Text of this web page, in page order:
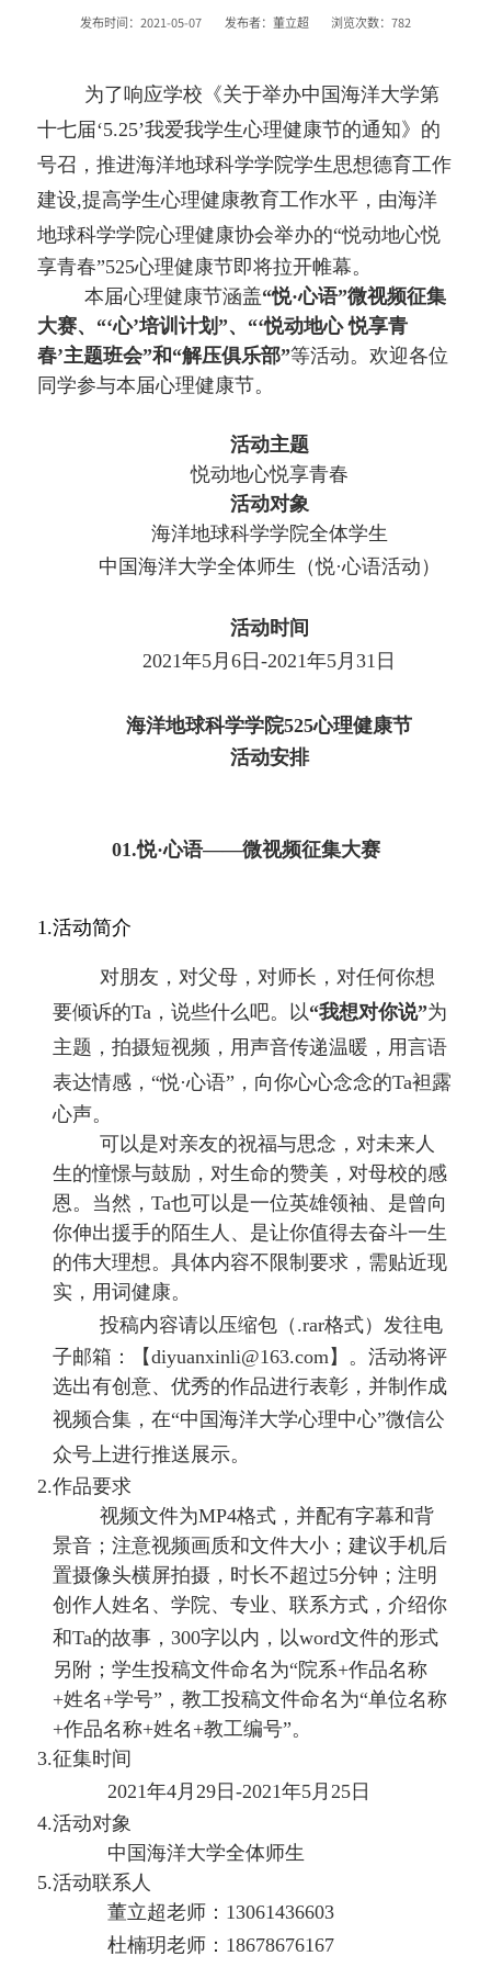
发布时间：2021-05-07 发布者：董立超 浏览次数：782
为了响应学校《关于举办中国海洋大学第
十七届‘5.25’我爱我学生心理健康节的通知》的
号召，推进海洋地球科学学院学生思想德育工作
建设,提高学生心理健康教育工作水平， 由海洋
地球科学学院心理健康协会举办的“悦动地心悦
享青春”525心理健康节即将拉开帷幕。
本届心理健康节涵盖“悦·心语”微视频征集
大赛、“‘心’培训计划”、“‘悦动地心 悦享青
春’主题班会”和“解压俱乐部”等活动。欢迎各位
同学参与本届心理健康节。
活动主题
悦动地心悦享青春
活动对象
海洋地球科学学院全体学生
中国海洋大学全体师生（悦·心语活动）
活动时间
2021年5 月 6日-2021年5月31 日
海洋地球科学学院525心理健康节
活动安排
01.悦·心语——微视频征集大赛
1.活动简介
对朋友，对父母，对师长，对任何你想
要倾诉的Ta，说些什么吧。以“我想对你说”为
主题，拍摄短视频，用声音传递温暖，用言语
表达情感， “悦·心语”，向你心心念念的Ta袒露
心声。
可以是对亲友的祝福与思念，对未来人
生的憧憬与鼓励，对生命的赞美，对母校的感
恩。当然，Ta也可以是一位英雄领袖、是曾向
你伸出援手的陌生人、是让你值得去奋斗一生
的伟大理想。具体内容不限制要求，需贴近现
实，用词健康。
投稿内容请以压缩包（ .rar格式） 发往电
子邮箱：
【diyuanxinli@163.com 】。活动将评
选出有创意、优秀的作品进行表彰， 并制作成
视频合集 ，在“中国海洋大学心理中心”微信公
众号上进行推送展示。
2.作品要求
视频文件为MP4格式 ，并配有字幕和背
景音 ；注意视频画质和文件大小；建议手机后
置摄像头横屏拍摄，时长不超过5分钟 ；注明
创作人姓名、学院、专业、联系方式，介绍你
和Ta的故事，300字以内， 以word文件的形式
另附；学生投稿文件命名为“院系+作品名称
+姓名 +学号” ，教工投稿文件命名为“单位名称
+作品名称+姓名+教工编号”。
3.征集时间
2021年4 月 29日-2021年5月 25日
4.活动对象
中国海洋大学全体师生
5.活动联系人
董立超老师： 13061436603
杜楠玥老师： 18678676167